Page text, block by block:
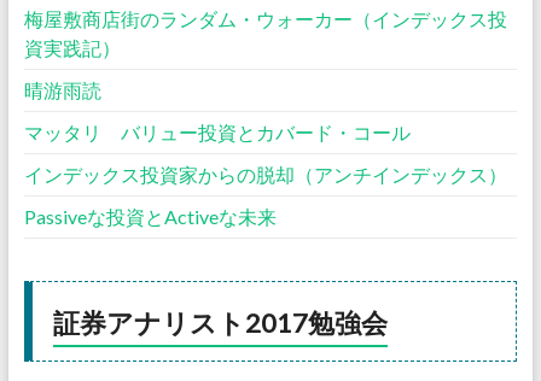
梅屋敷商店街のランダム・ウォーカー（インデックス投
資実践記）
晴游雨読
マッタリ バリュー投資とカバード・コール
インデックス投資家からの脱却（アンチインデックス）
Passiveな投資とActiveな未来
証券アナリスト2017勉強会